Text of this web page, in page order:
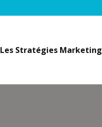
Les Stratégies Marketing